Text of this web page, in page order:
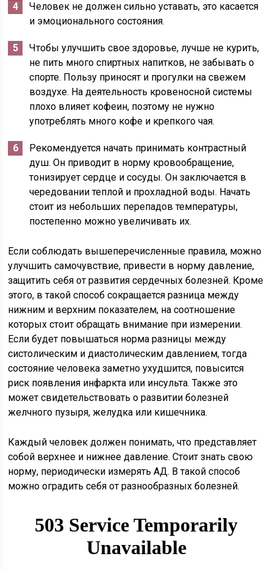
Человек не должен сильно уставать, это касается
и эмоционального состояния.
Чтобы улучшить свое здоровье, лучше не курить,
не пить много спиртных напитков, не забывать о
спорте. Пользу приносят и прогулки на свежем
воздухе. На деятельность кровеносной системы
плохо влияет кофеин, поэтому не нужно
употреблять много кофе и крепкого чая.
Рекомендуется начать принимать контрастный
душ. Он приводит в норму кровообращение,
тонизирует сердце и сосуды. Он заключается в
чередовании теплой и прохладной воды. Начать
стоит из небольших перепадов температуры,
постепенно можно увеличивать их.
Если соблюдать вышеперечисленные правила, можно
улучшить самочувствие, привести в норму давление,
защитить себя от развития сердечных болезней. Кроме
этого, в такой способ сокращается разница между
нижним и верхним показателем, на соотношение
которых стоит обращать внимание при измерении.
Если будет повышаться норма разницы между
систолическим и диастолическим давлением, тогда
состояние человека заметно ухудшится, повысится
риск появления инфаркта или инсульта. Также это
может свидетельствовать о развитии болезней
желчного пузыря, желудка или кишечника.
Каждый человек должен понимать, что представляет
собой верхнее и нижнее давление. Стоит знать свою
норму, периодически измерять АД. В такой способ
можно оградить себя от разнообразных болезней.